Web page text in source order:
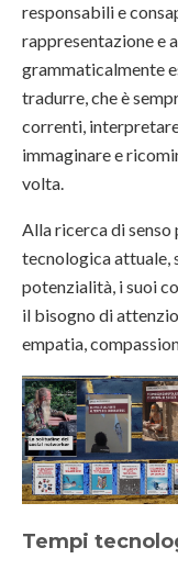
responsabili e
rappresentazione e
grammaticalmente
tradurre, che è
correnti,
immaginare e
volta.
Alla ricerca di senso
tecnologica attuale,
potenzialità, i suoi
il bisogno di
empatia,
Tempi